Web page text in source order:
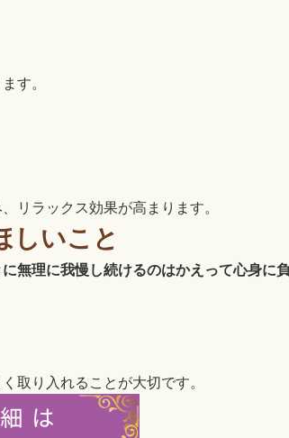
す。
リラックス効果が高まります。
しいこと
無理に我慢し続けるのはかえって心身に
取り入れることが大切です。